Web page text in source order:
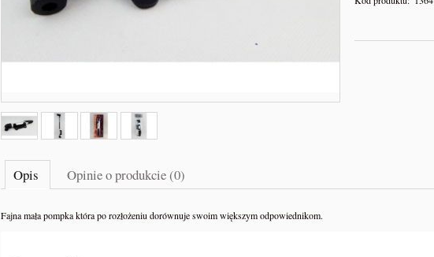
400,00 zł
Cena regularna:
do koszyka do koszyka
Opis Opinie o produkcie (0)
Fajna mała pompka która po rozłożeniu dorównuje swoim większym odpowiednikom.